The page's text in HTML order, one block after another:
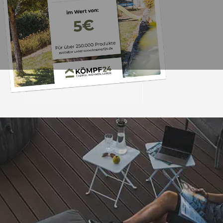
Trusted Shops
4,81/ 5
25.957 Bewertungen
„- Retouren
umgehend